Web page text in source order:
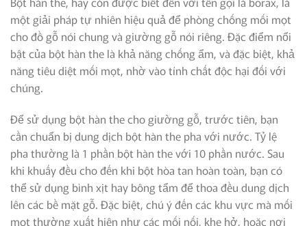
một giải pháp tự nhiên hiệu quả để phòng chống mối mọt
cho đồ gỗ nói chung và giường gỗ nói riêng. Đặc điểm nổi
bật của bột hàn the là khả năng chống ẩm, và đặc biệt, khả
năng tiêu diệt mối mọt, nhờ vào tính chất độc hại đối với
chúng.
Để sử dụng bột hàn the cho giường gỗ, trước tiên, bạn
cần chuẩn bị dung dịch bột hàn the pha với nước. Tỷ lệ
pha thường là 1 phần bột hàn the với 10 phần nước. Sau
khi khuấy đều cho đến khi bột hòa tan hoàn toàn, bạn có
thể sử dụng bình xịt hay bông tẩm để thoa đều dung dịch
lên các bề mặt gỗ. Đặc biệt, chú ý đến các khu vực mà mối
mọt thường xuất hiện như các mối nối, khe hở, hoặc nơi